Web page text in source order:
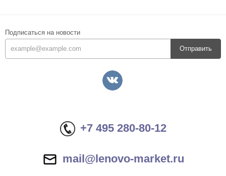
Подписаться на новости
Отправить
+7 495 280-80-12
mail@lenovo-market.ru